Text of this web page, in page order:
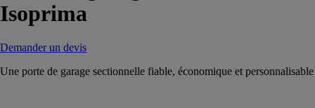
Isoprima
Demander un devis
Une porte de garage sectionnelle fiable, économique et personnalisable